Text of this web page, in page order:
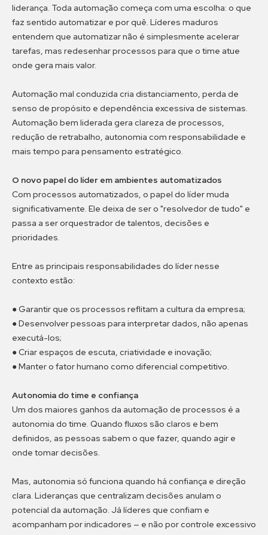
liderança. Toda automação começa com uma escolha: o que
faz sentido automatizar e por quê. Líderes maduros
entendem que automatizar não é simplesmente acelerar
tarefas, mas redesenhar processos para que o time atue
onde gera mais valor.
Automação mal conduzida cria distanciamento, perda de
senso de propósito e dependência excessiva de sistemas.
Automação bem liderada gera clareza de processos,
redução de retrabalho, autonomia com responsabilidade e
mais tempo para pensamento estratégico.
O novo papel do líder em ambientes automatizados
Com processos automatizados, o papel do líder muda
significativamente. Ele deixa de ser o "resolvedor de tudo" e
passa a ser orquestrador de talentos, decisões e
prioridades.
Entre as principais responsabilidades do líder nesse
contexto estão:
● Garantir que os processos reflitam a cultura da empresa;
● Desenvolver pessoas para interpretar dados, não apenas
executá-los;
● Criar espaços de escuta, criatividade e inovação;
● Manter o fator humano como diferencial competitivo.
Autonomia do time e confiança
Um dos maiores ganhos da automação de processos é a
autonomia do time. Quando fluxos são claros e bem
definidos, as pessoas sabem o que fazer, quando agir e
onde tomar decisões.
Mas, autonomia só funciona quando há confiança e direção
clara. Lideranças que centralizam decisões anulam o
potencial da automação. Já líderes que confiam e
acompanham por indicadores — e não por controle excessivo